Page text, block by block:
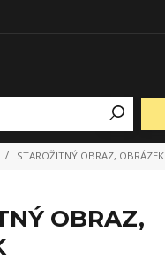
STAROŽITNÝ OBRAZ, OBRÁZEK
OBRAZ,